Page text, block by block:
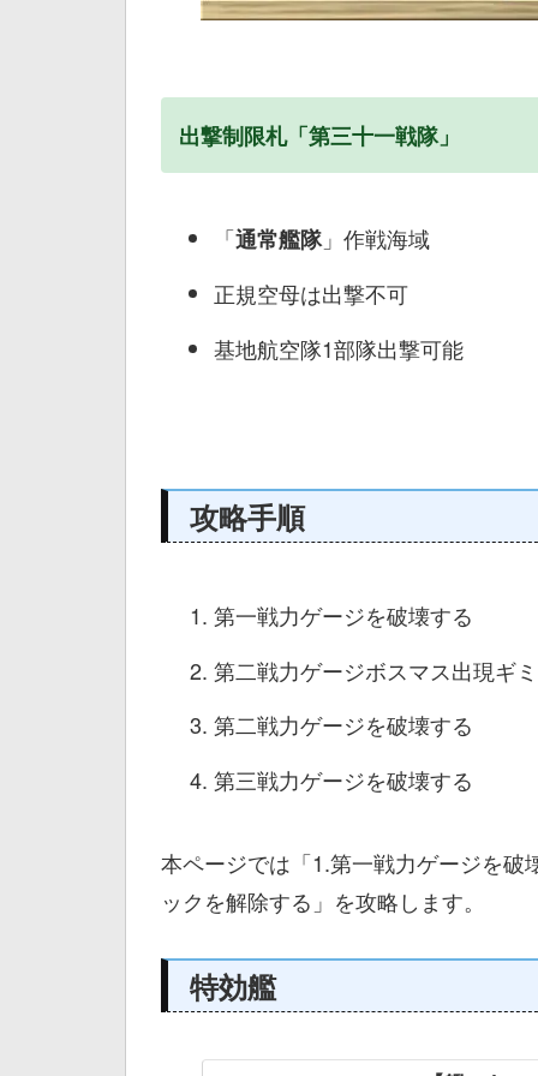
出撃制限札「第三十一戦隊」
「通常艦隊」作戦海域
正規空母は出撃不可
基地航空隊1部隊出撃可能
攻略手順
第一戦力ゲージを破壊する
第二戦力ゲージボスマス出現ギ
第二戦力ゲージを破壊する
第三戦力ゲージを破壊する
本ページでは「1.第一戦力ゲージを
ックを解除する」を攻略します。
特効艦